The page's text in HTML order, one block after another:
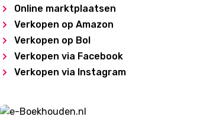
Online marktplaatsen
Verkopen op Amazon
Verkopen op Bol
Verkopen via Facebook
Verkopen via Instagram